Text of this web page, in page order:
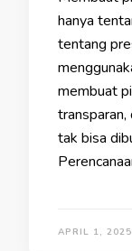
hanya
tentang
membuat
tak bisa
APRIL 1, 2025